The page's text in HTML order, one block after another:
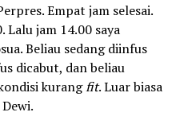
Empat jam selesai.
Lalu jam 14.00 saya
Beliau sedang diinfus
dicabut, dan beliau
kurangfit. Luar biasa